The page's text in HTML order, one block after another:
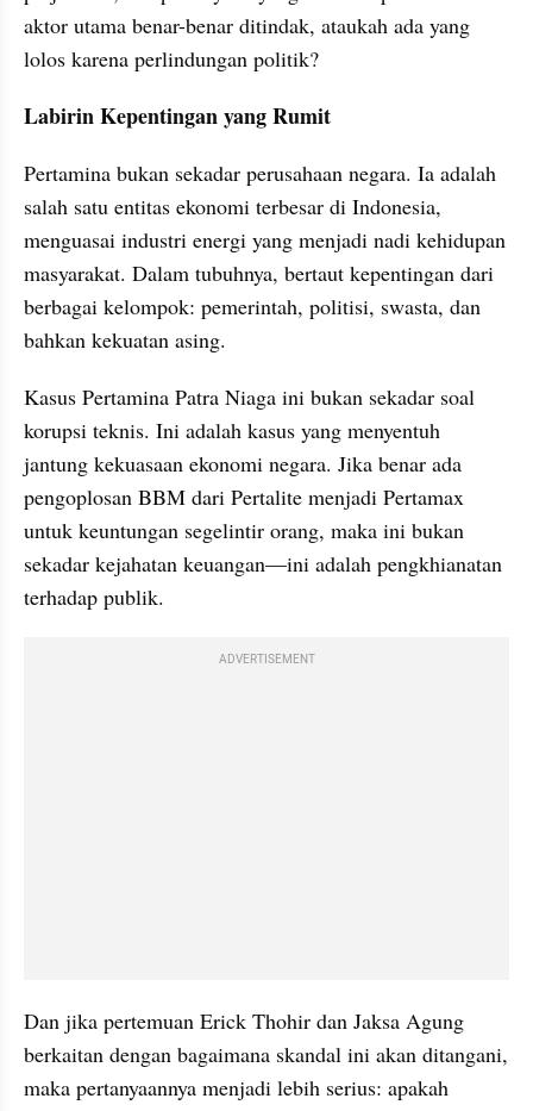
aktor utama benar-benar ditindak, ataukah ada yang
lolos karena perlindungan politik?
Labirin Kepentingan yang Rumit
Pertamina bukan sekadar perusahaan negara. Ia adalah
salah satu entitas ekonomi terbesar di Indonesia,
menguasai industri energi yang menjadi nadi kehidupan
masyarakat. Dalam tubuhnya, bertaut kepentingan dari
berbagai kelompok: pemerintah, politisi, swasta, dan
bahkan kekuatan asing.
Kasus Pertamina Patra Niaga ini bukan sekadar soal
korupsi teknis. Ini adalah kasus yang menyentuh
jantung kekuasaan ekonomi negara. Jika benar ada
pengoplosan BBM dari Pertalite menjadi Pertamax
untuk keuntungan segelintir orang, maka ini bukan
sekadar kejahatan keuangan—ini adalah pengkhianatan
terhadap publik.
ADVERTISEMENT
Dan jika pertemuan Erick Thohir dan Jaksa Agung
berkaitan dengan bagaimana skandal ini akan ditangani,
maka pertanyaannya menjadi lebih serius: apakah